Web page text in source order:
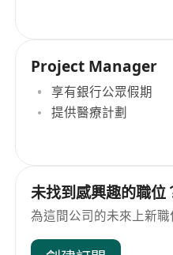
Project Manager
享有銀行公眾假期
提供醫療計劃
未找到感興趣的職位
為這間公司的未來上新